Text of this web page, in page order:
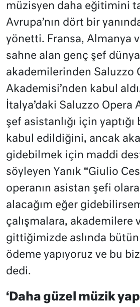
müzisyen daha eğitimini
Avrupa’nın dört bir
yönetti. Fransa, Almanya
sahne alan genç şef
akademilerinden Saluzzo
Akademisi’nden kabul
İtalya’daki Saluzzo Opera
şef asistanlığı için
kabul edildiğini, ancak
gidebilmek için maddi
söyleyen Yanık “Giulio
operanın asistan şefi
alacağım eğer
çalışmalara, akademilere
gittiğimizde aslında
ödeme yapıyoruz ve bu
dedi.
‘Daha güzel müzik